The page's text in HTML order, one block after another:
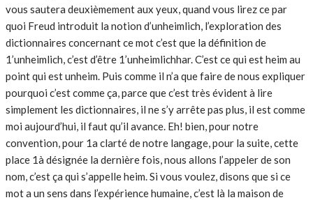
vous sautera deuxièmement aux yeux, quand vous lirez ce par
quoi Freud introduit la notion d’unheimlich, l’exploration des
dictionnaires concernant ce mot c’est que la définition de
1’unheimlich, c’est d’être 1’unheimlichhar. C’est ce qui est heim au
point qui est unheim. Puis comme il n’a que faire de nous expliquer
pourquoi c’est comme ça, parce que c’est très évident à lire
simplement les dictionnaires, il ne s’y arrête pas plus, il est comme
moi aujourd’hui, il faut qu’il avance. Eh! bien, pour notre
convention, pour 1a clarté de notre langage, pour la suite, cette
place 1à désignée la dernière fois, nous allons l’appeler de son
nom, c’est ça qui s’appelle heim. Si vous voulez, disons que si ce
mot a un sens dans l’expérience humaine, c’est là la maison de